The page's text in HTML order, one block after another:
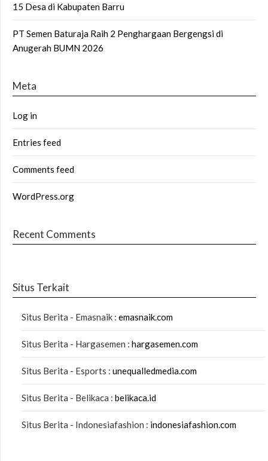
15 Desa di Kabupaten Barru
PT Semen Baturaja Raih 2 Penghargaan Bergengsi di
Anugerah BUMN 2026
Meta
Log in
Entries feed
Comments feed
WordPress.org
Recent Comments
Situs Terkait
Situs Berita - Emasnaik : emasnaik.com
Situs Berita - Hargasemen : hargasemen.com
Situs Berita - Esports : unequalledmedia.com
Situs Berita - Belikaca : belikaca.id
Situs Berita - Indonesiafashion : indonesiafashion.com